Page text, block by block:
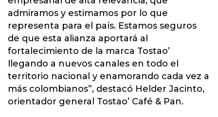
admiramos y estimamos por lo que
representa para el país. Estamos seguros
de que esta alianza aportará al
fortalecimiento de la marca Tostao’
llegando a nuevos canales en todo el
territorio nacional y enamorando cada vez a
más colombianos”, destacó Helder Jacinto,
orientador general Tostao’ Café & Pan.